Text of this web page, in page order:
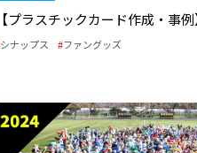
シナップス ファングッズ